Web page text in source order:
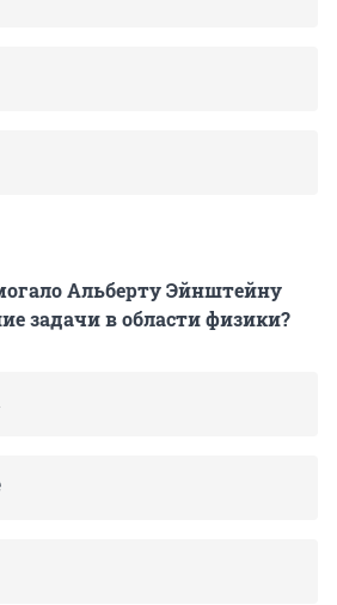
Альберту Эйнштейну
задачи в области физики?